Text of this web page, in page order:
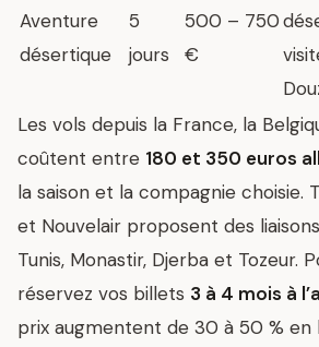
Aventure
désertique
5
jours
500 – 750
€
Les vols depuis la France, la
coûtent entre 180 et 350 euros
la saison et la compagnie choisie.
et Nouvelair proposent des
Tunis, Monastir, Djerba et Tozeur.
réservez vos billets 3 à 4 mois à
prix augmentent de 30 à 50 % en